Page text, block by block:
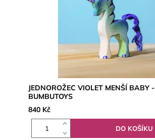
JEDNOROŽEC VIOLET MENŠÍ BABY -
BUMBUTOYS
840 Kč